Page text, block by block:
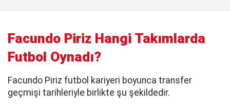
Facundo Piriz Hangi Takımlarda
Futbol Oynadı?
Facundo Piriz futbol kariyeri boyunca transfer
geçmişi tarihleriyle birlikte şu şekildedir.